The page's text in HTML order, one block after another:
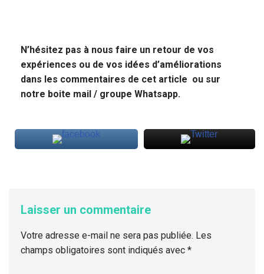
N’hésitez pas à nous faire un retour de vos
expériences ou de vos idées d’améliorations
dans les commentaires de cet article ou sur
notre boite mail / groupe Whatsapp.
Laisser un commentaire
Votre adresse e-mail ne sera pas publiée. Les
champs obligatoires sont indiqués avec *